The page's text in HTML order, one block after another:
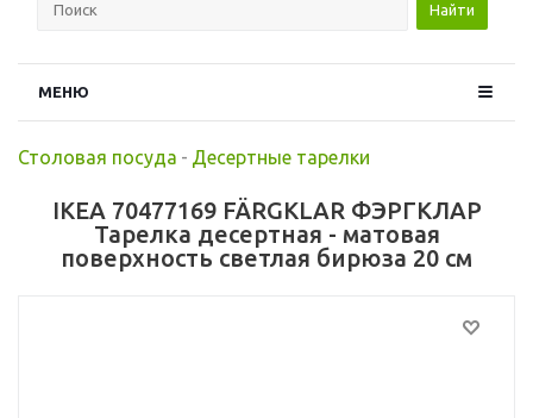
Найти
МЕНЮ
Столовая посуда - Десертные тарелки
IKEA 70477169 FÄRGKLAR ФЭРГКЛАР
Тарелка десертная - матовая
поверхность светлая бирюза 20 см